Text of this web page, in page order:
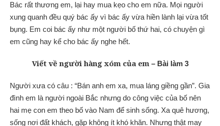
Bác rất thương em, lại hay mua kẹo cho em nữa. Mọi người
xung quanh đều quý bác ấy vì bác ấy vừa hiền lành lại vừa tốt
bụng. Em coi bác ấy như một người bố thứ hai, có chuyện gì
em cũng hay kể cho bác ấy nghe hết.
Viết về người hàng xóm của em – Bài làm 3
Người xưa có câu : “Bán anh em xa, mua láng giềng gần”. Gia
đình em là người ngoài Bắc nhưng do công việc của bố nên
hai mẹ con em theo bố vào Nam để sinh sống. Xa quê hương,
sống nơi đất khách, gặp không ít khó khăn. Nhưng thật may